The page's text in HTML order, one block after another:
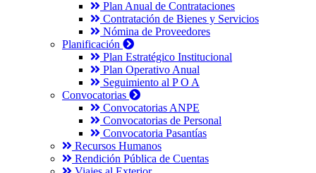
Plan Anual de Contrataciones
Contratación de Bienes y Servicios
Nómina de Proveedores
Planificación
Plan Estratégico Institucional
Plan Operativo Anual
Seguimiento al P O A
Convocatorias
Convocatorias ANPE
Convocatorias de Personal
Convocatoria Pasantías
Recursos Humanos
Rendición Pública de Cuentas